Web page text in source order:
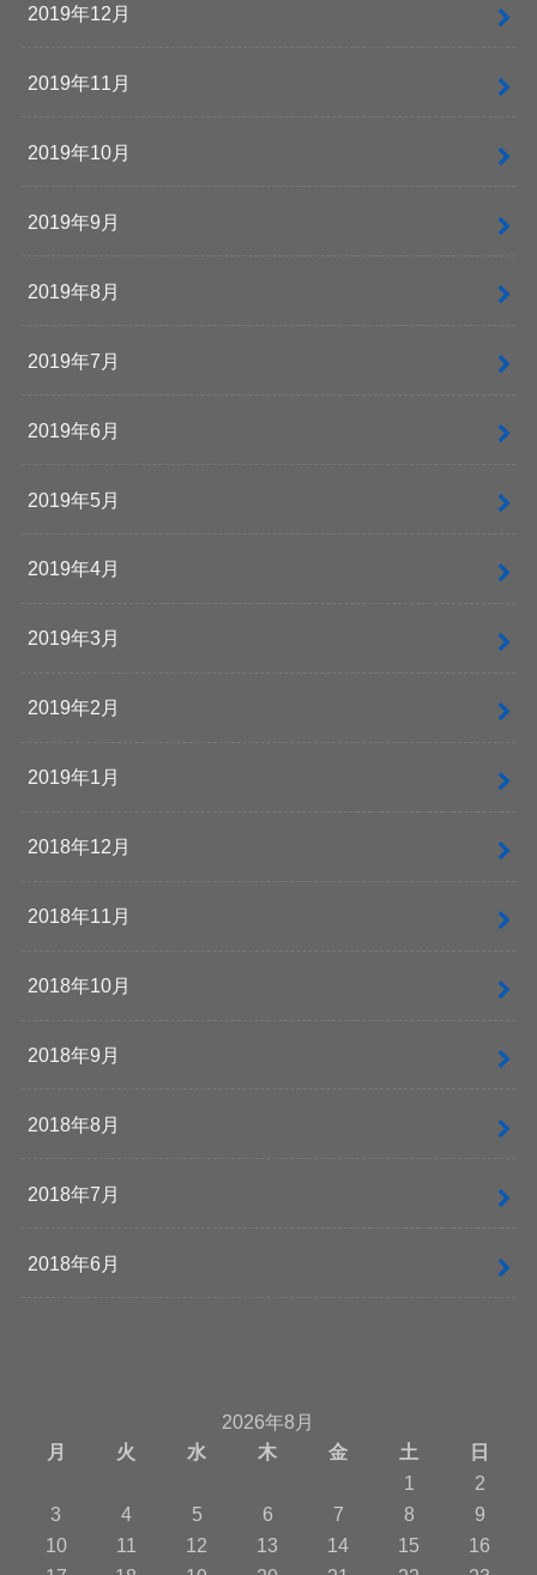
2019年12月
2019年11月
2019年10月
2019年9月
2019年8月
2019年7月
2019年6月
2019年5月
2019年4月
2019年3月
2019年2月
2019年1月
2018年12月
2018年11月
2018年10月
2018年9月
2018年8月
2018年7月
2018年6月
2026年8月
月
火 水 木 金 土
日
1
2
3
4 5 6 7 8
9
10
11 12 13 14 15
16